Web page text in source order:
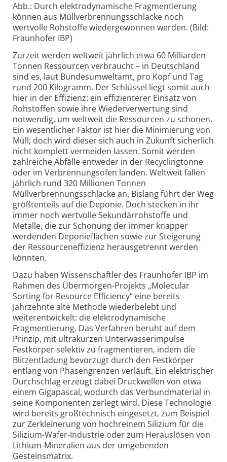
Abb.: Durch elektrodynamische Fragmentierung
können aus Müllverbrennungsschlacke noch
wertvolle Rohstoffe wiedergewonnen werden. (Bild:
Fraunhofer IBP)
Zurzeit werden weltweit jährlich etwa 60 Milliarden
Tonnen Ressourcen verbraucht – in Deutschland
sind es, laut Bundesumweltamt, pro Kopf und Tag
rund 200 Kilogramm. Der Schlüssel liegt somit auch
hier in der Effizienz: ein effizienterer Einsatz von
Rohstoffen sowie ihre Wiederverwertung sind
notwendig, um weltweit die Ressourcen zu schonen.
Ein wesentlicher Faktor ist hier die Minimierung von
Müll; doch wird dieser sich auch in Zukunft sicherlich
nicht komplett vermeiden lassen. Somit werden
zahlreiche Abfälle entweder in der Recyclingtonne
oder im Verbrennungsofen landen. Weltweit fallen
jährlich rund 320 Millionen Tonnen
Müllverbrennungsschlacke an. Bislang führt der Weg
größtenteils auf die Deponie. Doch stecken in ihr
immer noch wertvolle Sekundärrohstoffe und
Metalle, die zur Schonung der immer knapper
werdenden Deponieflächen sowie zur Steigerung
der Ressourceneffizienz herausgetrennt werden
könnten.
Dazu haben Wissenschaftler des Fraunhofer IBP im
Rahmen des Übermorgen-Projekts „Molecular
Sorting for Resource Efficiency“ eine bereits
Jahrzehnte alte Methode wiederbelebt und
weiterentwickelt: die elektrodynamische
Fragmentierung. Das Verfahren beruht auf dem
Prinzip, mit ultrakurzen Unterwasserimpulse
Festkörper selektiv zu fragmentieren, indem die
Blitzentladung bevorzugt durch den Festkörper
entlang von Phasengrenzen verläuft. Ein elektrischer
Durchschlag erzeugt dabei Druckwellen von etwa
einem Gigapascal, wodurch das Verbundmaterial in
seine Komponenten zerlegt wird. Diese Technologie
wird bereits großtechnisch eingesetzt, zum Beispiel
zur Zerkleinerung von hochreinem Silizium für die
Silizium-Wafer-Industrie oder zum Herauslösen von
Lithium-Mineralien aus der umgebenden
Gesteinsmatrix.